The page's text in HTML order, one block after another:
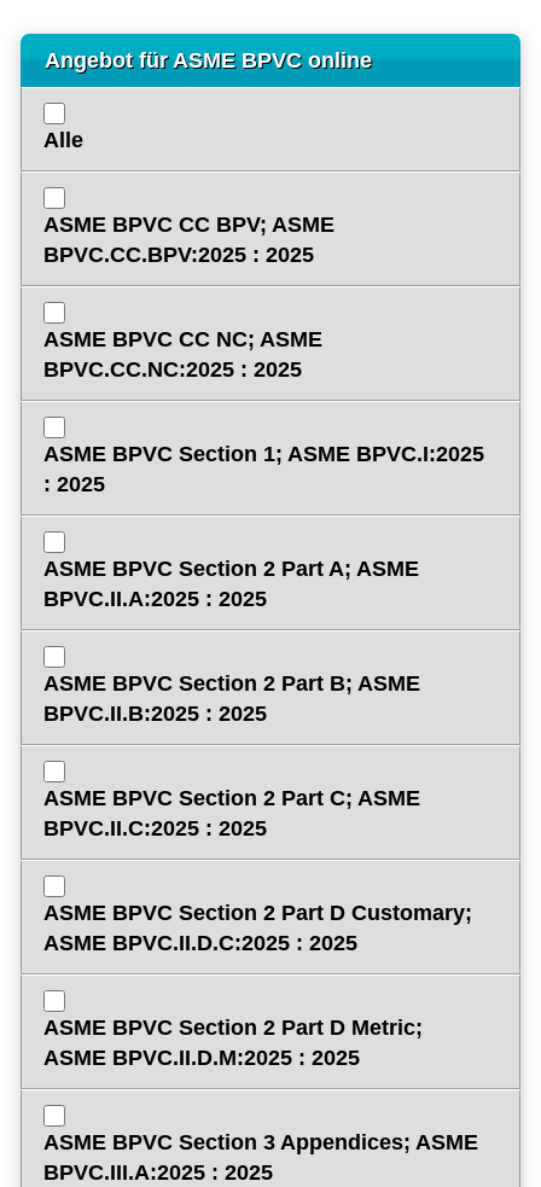
Angebot für ASME BPVC online
Alle
ASME BPVC CC BPV; ASME
BPVC.CC.BPV:2025 : 2025
ASME BPVC CC NC; ASME
BPVC.CC.NC:2025 : 2025
ASME BPVC Section 1; ASME BPVC.I:2025
: 2025
ASME BPVC Section 2 Part A; ASME
BPVC.II.A:2025 : 2025
ASME BPVC Section 2 Part B; ASME
BPVC.II.B:2025 : 2025
ASME BPVC Section 2 Part C; ASME
BPVC.II.C:2025 : 2025
ASME BPVC Section 2 Part D Customary;
ASME BPVC.II.D.C:2025 : 2025
ASME BPVC Section 2 Part D Metric;
ASME BPVC.II.D.M:2025 : 2025
ASME BPVC Section 3 Appendices; ASME
BPVC.III.A:2025 : 2025